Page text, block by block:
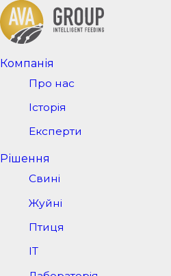
Компанія
Про нас
Історія
Експерти
Рішення
Свині
Жуйні
Птиця
IT